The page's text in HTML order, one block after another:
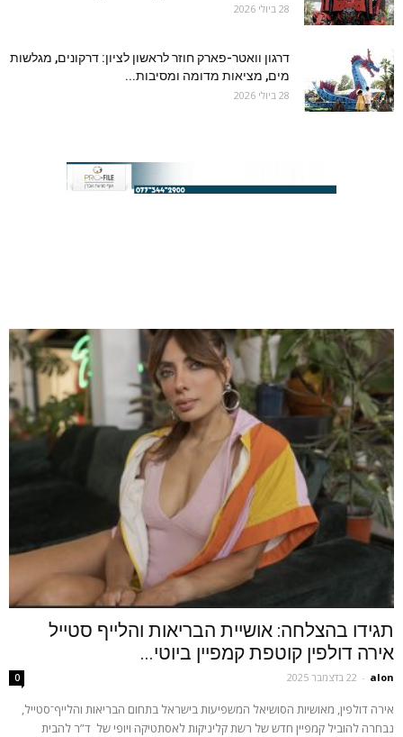
28 ביולי 2026
דרגון וואטר-פארק חוזר לראשון לציון: דרקונים, מגלשות
מים, מציאות מדומה ומסיבות...
28 ביולי 2026
תגידו בהצלחה: אושיית הבריאות והלייף סטייל
אירה דולפין קוטפת קמפיין ביוטי...
alon
- 22 בדצמבר 2025 0
אירה דולפין, מאושיות הסושיאל המשפיעות בישראל בתחום הבריאות והלייף־סטייל,
נבחרה להוביל קמפיין חדש של רשת קליניקות לאסתטיקה ויופי של ד”ר להבית